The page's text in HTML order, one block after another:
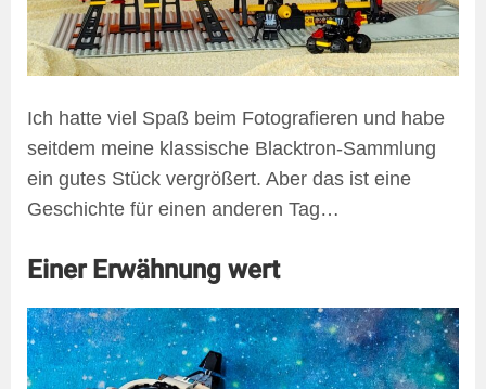
Ich hatte viel Spaß beim Fotografieren und habe
seitdem meine klassische Blacktron-Sammlung
ein gutes Stück vergrößert. Aber das ist eine
Geschichte für einen anderen Tag…
Einer Erwähnung wert